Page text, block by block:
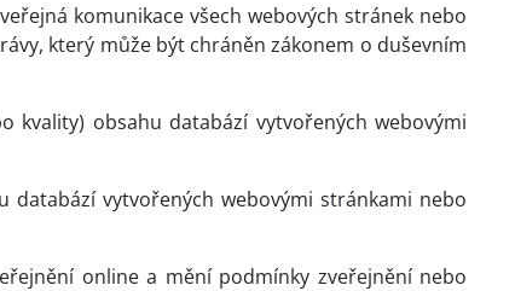
komunikace všech webových stránek nebo
který může být chráněn zákonem o duševním
obsahu databází vytvořených webovými
vytvořených webovými stránkami nebo
online a mění podmínky zveřejnění nebo